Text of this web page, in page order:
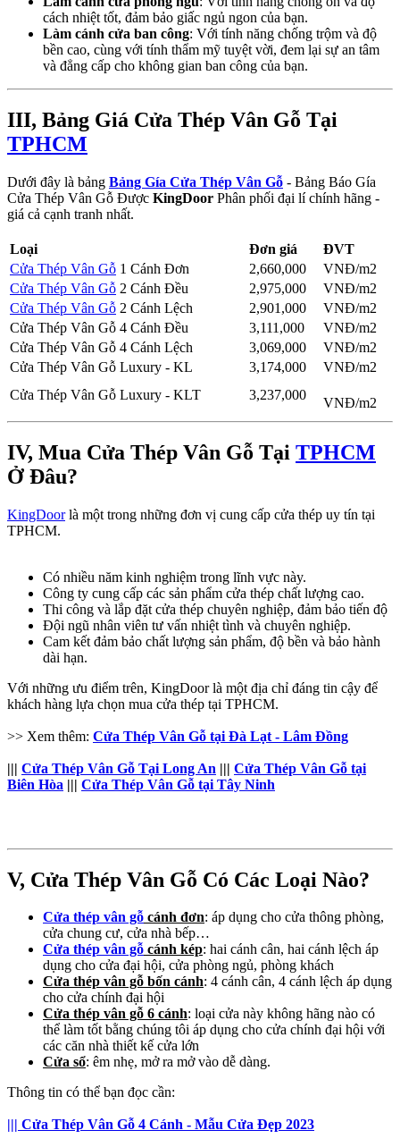
cách nhiệt tốt, đảm bảo giấc ngủ ngon của bạn.
Làm cánh cửa ban công: Với tính năng chống trộm và độ
bền cao, cùng với tính thẩm mỹ tuyệt vời, đem lại sự an tâm
và đẳng cấp cho không gian ban công của bạn.
III, Bảng Giá Cửa Thép Vân Gỗ Tại
TPHCM
Dưới đây là bảng Bảng Gía Cửa Thép Vân Gỗ - Bảng Báo Gía
Cửa Thép Vân Gỗ Được KingDoor Phân phối đại lí chính hãng -
giá cả cạnh tranh nhất.
Loại Đơn giá
ĐVT
Cửa Thép Vân Gỗ 1 Cánh Đơn 2,660,000
VNĐ/m2
Cửa Thép Vân Gỗ 2 Cánh Đều 2,975,000
VNĐ/m2
Cửa Thép Vân Gỗ 2 Cánh Lệch 2,901,000
VNĐ/m2
Cửa Thép Vân Gỗ 4 Cánh Đều
3,111,000
VNĐ/m2
Cửa Thép Vân Gỗ 4 Cánh Lệch
3,069,000
VNĐ/m2
Cửa Thép Vân Gỗ Luxury - KL
3,174,000
VNĐ/m2
Cửa Thép Vân Gỗ Luxury - KLT
3,237,000
VNĐ/m2
IV, Mua Cửa Thép Vân Gỗ Tại TPHCM
Ở Đâu?​
KingDoorlà một trong những đơn vị cung cấp cửa thép uy tín tại
TPHCM.
Có nhiều năm kinh nghiệm trong lĩnh vực này.
Công ty cung cấp các sản phẩm cửa thép chất lượng cao.
Thi công và lắp đặt cửa thép chuyên nghiệp, đảm bảo tiến độ
Đội ngũ nhân viên tư vấn nhiệt tình và chuyên nghiệp.
Cam kết đảm bảo chất lượng sản phẩm, độ bền và bảo hành
dài hạn.
Với những ưu điểm trên, KingDoor là một địa chỉ đáng tin cậy để
khách hàng lựa chọn mua cửa thép tại TPHCM.
>> Xem thêm: Cửa Thép Vân Gỗ tại Đà Lạt - Lâm Đồng
||| Cửa Thép Vân Gỗ Tại Long An ||| Cửa Thép Vân Gỗ tại
Biên Hòa ||| Cửa Thép Vân Gỗ tại Tây Ninh
V, Cửa Thép Vân Gỗ Có Các Loại Nào?​
Cửa thép vân gỗ cánh đơn: áp dụng cho cửa thông phòng,
cửa chung cư, cửa nhà bếp…
Cửa thép vân gỗ cánh kép: hai cánh cân, hai cánh lệch áp
dụng cho cửa đại hội, cửa phòng ngủ, phòng khách
Cửa thép vân gỗ bốn cánh: 4 cánh cân, 4 cánh lệch áp dụng
cho cửa chính đại hội
Cửa thép vân gỗ 6 cánh: loại cửa này không hãng nào có
thể làm tốt bằng chúng tôi áp dụng cho cửa chính đại hội với
các căn nhà thiết kế cửa lớn
Cửa sổ: êm nhẹ, mở ra mở vào dễ dàng.
Thông tin có thể bạn đọc cần:
||| Cửa Thép Vân Gỗ 4 Cánh - Mẫu Cửa Đẹp 2023